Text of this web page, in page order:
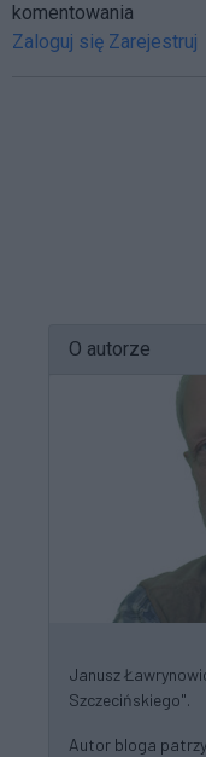
komentowania
Zaloguj się Zarejestruj
O autorze
Janusz
Szczecińskiego".
Autor bloga